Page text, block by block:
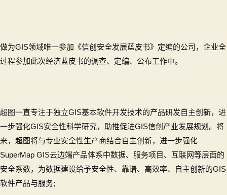
做为GIS领域唯一参加《信创安全发展蓝皮书》定编的公司，企业全
过程参加此次经济蓝皮书的调查、定编、公布工作中。
超图一直专注于独立GIS基本软件开发技术的产品研发自主创新，进
一步强化GIS安全性科学研究，助推促进GIS信创产业发展规划。将
来，超图将与专业安全性生产商结合自主创新，进一步强化
SuperMap GIS云边端产品体系中数据、服务项目、互联网等层面的
安全系数，为数据建设给予安全性、靠谱、高效率、自主创新的GIS
软件产品与服务;